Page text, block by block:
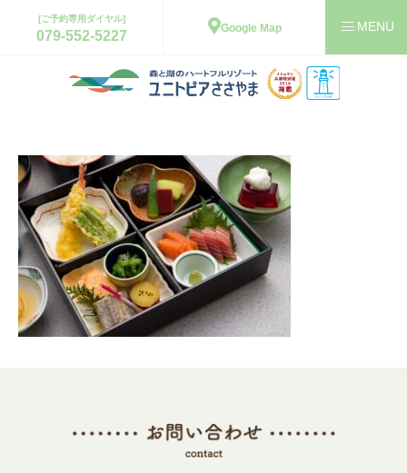
[ご予約専用ダイヤル]
079-552-5227 Google Map